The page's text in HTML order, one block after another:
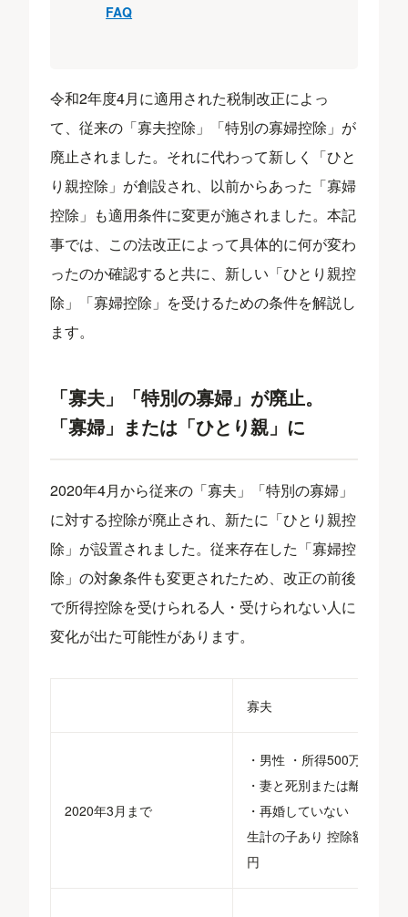
FAQ
令和2年度4月に適用された税制改正によっ
て、従来の「寡夫控除」「特別の寡婦控除」が
廃⽌されました。それに代わって新しく「ひと
り親控除」が創設され、以前からあった「寡婦
控除」も適用条件に変更が施されました。本記
事では、この法改正によって具体的に何が変わ
ったのか確認すると共に、新しい「ひとり親控
除」「寡婦控除」を受けるための条件を解説し
ます。
「寡夫」「特別の寡婦」が廃⽌。
「寡婦」または「ひとり親」に
2020年4月から従来の「寡夫」「特別の寡婦」
に対する控除が廃止され、新たに「ひとり親控
除」が設置されました。従来存在した「寡婦控
除」の対象条件も変更されたため、改正の前後
で所得控除を受けられる人・受けられない人に
変化が出た可能性があります。
寡夫
2020年3月まで
・男性 ・所得500万円以下
・妻と死別または離縁した
・再婚していない ・同一
生計の子あり 控除額27万
円